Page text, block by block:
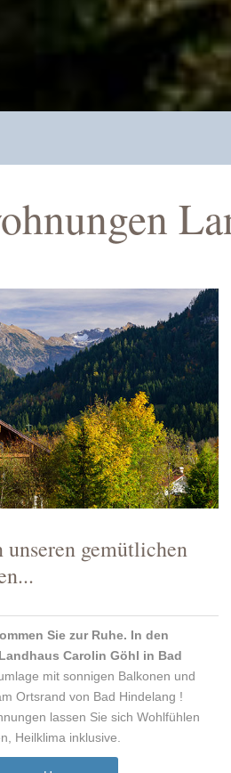
gemütlichen
Sie zur Ruhe. In den
Carolin Göhl in Bad
mit sonnigen Balkonen und
Ortsrand von Bad Hindelang !
lassen Sie sich Wohlfühlen
Heilklima inklusive.